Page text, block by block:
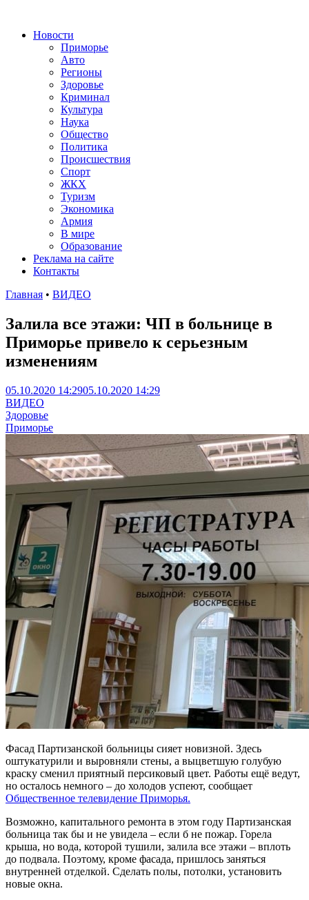
Новости
Приморье
Авто
Регионы
Здоровье
Криминал
Культура
Наука
Общество
Политика
Происшествия
Спорт
ЖКХ
Туризм
Экономика
Армия
В мире
Образование
Реклама на сайте
Контакты
Главная • ВИДЕО
Залила все этажи: ЧП в больнице в
Приморье привело к серьезным
изменениям
05.10.2020 14:2905.10.2020 14:29
ВИДЕО
Здоровье
Приморье
Фасад Партизанской больницы сияет новизной. Здесь
оштукатурили и выровняли стены, а выцветшую голубую
краску сменил приятный персиковый цвет. Работы ещё ведут,
но осталось немного – до холодов успеют, сообщает
Общественное телевидение Приморья.
Возможно, капитального ремонта в этом году Партизанская
больница так бы и не увидела – если б не пожар. Горела
крыша, но вода, которой тушили, залила все этажи – вплоть
до подвала. Поэтому, кроме фасада, пришлось заняться
внутренней отделкой. Сделать полы, потолки, установить
новые окна.